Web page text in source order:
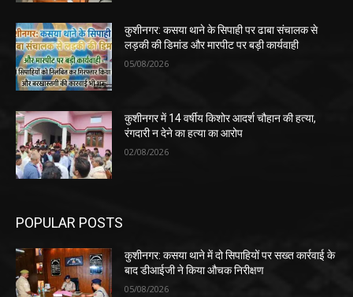
कुशीनगर: कसया थाने के सिपाही पर ढाबा संचालक से
लड़की की डिमांड और मारपीट पर बड़ी कार्यवाही
05/08/2026
कुशीनगर में 14 वर्षीय किशोर आदर्श चौहान की हत्या,
रंगदारी न देने का हत्या का आरोप
02/08/2026
POPULAR POSTS
कुशीनगर: कसया थाने में दो सिपाहियों पर सख्त कार्रवाई के
बाद डीआईजी ने किया औचक निरीक्षण
05/08/2026